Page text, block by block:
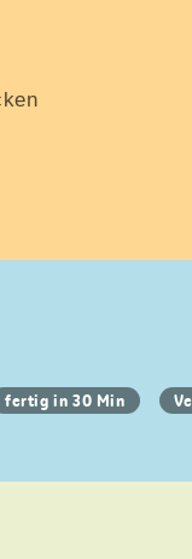
fertig in 30 Min